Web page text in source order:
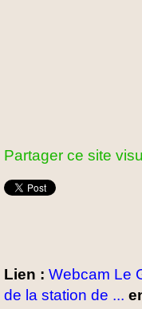
Partager ce site
Lien : Webcam Le
de la station de ...